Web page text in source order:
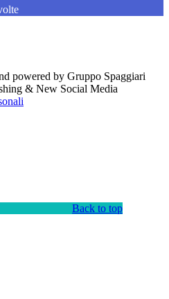
powered by Gruppo Spaggiari
& New Social Media
Back to top